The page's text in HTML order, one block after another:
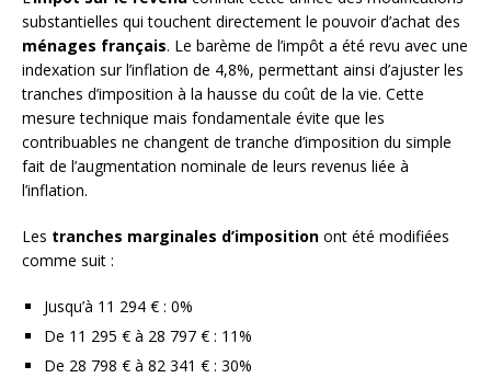
substantielles qui touchent directement le pouvoir d’achat des
ménages français. Le barème de l’impôt a été revu avec une
indexation sur l’inflation de 4,8%, permettant ainsi d’ajuster les
tranches d’imposition à la hausse du coût de la vie. Cette
mesure technique mais fondamentale évite que les
contribuables ne changent de tranche d’imposition du simple
fait de l’augmentation nominale de leurs revenus liée à
l’inflation.
Les tranches marginales d’imposition ont été modifiées
comme suit :
Jusqu’à 11 294 € : 0%
De 11 295 € à 28 797 € : 11%
De 28 798 € à 82 341 € : 30%